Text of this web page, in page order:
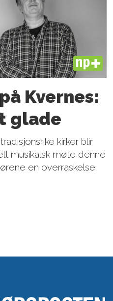
PLUS
Kvernes:
glade
kirker blir
musikalsk møte denne
en overraskelse.